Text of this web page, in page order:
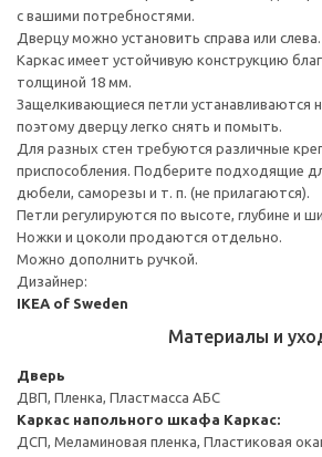
с вашими потребностями.
Дверцу можно установить справа или слева.
Каркас имеет устойчивую конструкцию
толщиной 18 мм.
Защелкивающиеся петли устанавливаются
поэтому дверцу легко снять и помыть.
Для разных стен требуются различные
приспособления. Подберите подходящие
дюбели, саморезы и т. п. (не прилагаются).
Петли регулируются по высоте, глубине и
Ножки и цоколи продаются отдельно.
Можно дополнить ручкой.
Дизайнер:
IKEA of Sweden
Материалы и
Дверь
ДВП, Пленка, Пластмасса АБС
Каркас напольного шкафа Каркас:
ДСП, Меламиновая пленка, Пластиковая